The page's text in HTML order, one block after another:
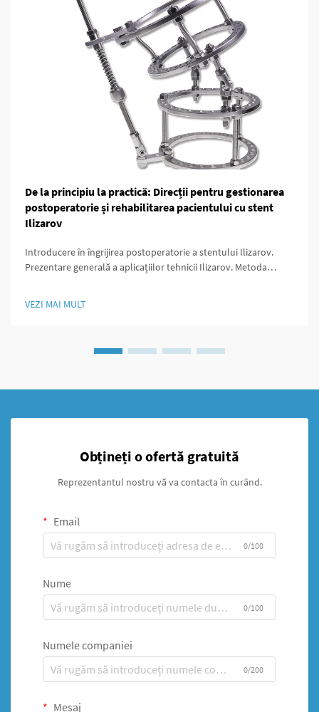
De la principiu la practică: Direcții pentru gestionarea
postoperatorie și rehabilitarea pacientului cu stent
Ilizarov
Introducere în îngrijirea postoperatorie a stentului Ilizarov.
Prezentare generală a aplicațiilor tehnicii Ilizarov. Metoda
fracturate și de a corecta malformațiile care...
VEZI MAI MULT
Obțineți o ofertă gratuită
Reprezentantul nostru vă va contacta în curând.
Email
0/100
Nume
0/100
Numele companiei
0/200
Mesaj